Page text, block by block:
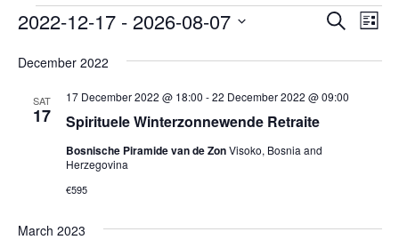
Events Events
and
Views
Search
List
2022-12-17 - 2026-08-07
date.
December 2022
SAT
17 Spirituele Winterzonnewende Retraite
17 December 2022 @ 18:00 -22 December 2022 @ 09:00
Bosnische Piramide van de ZonVisoko, Bosnia and
Herzegovina
€595
March 2023